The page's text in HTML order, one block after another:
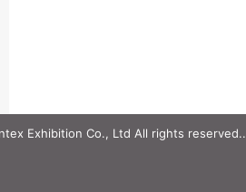
Exhibition Co., Ltd All rights reserved..